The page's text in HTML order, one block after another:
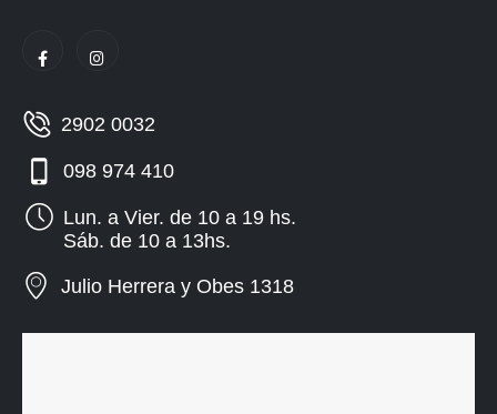
2902 0032
098 974 410
Lun. a Vier. de 10 a 19 hs.
Sáb. de 10 a 13hs.
Julio Herrera y Obes 1318